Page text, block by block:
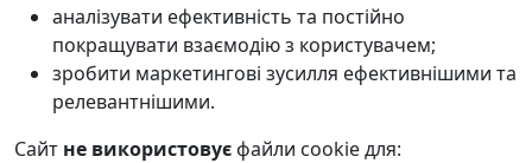
аналізувати ефективність та постійно
покращувати взаємодію з користувачем;
зробити маркетингові зусилля ефективнішими та
релевантнішими.
Сайт не використовуєфайли cookie для: